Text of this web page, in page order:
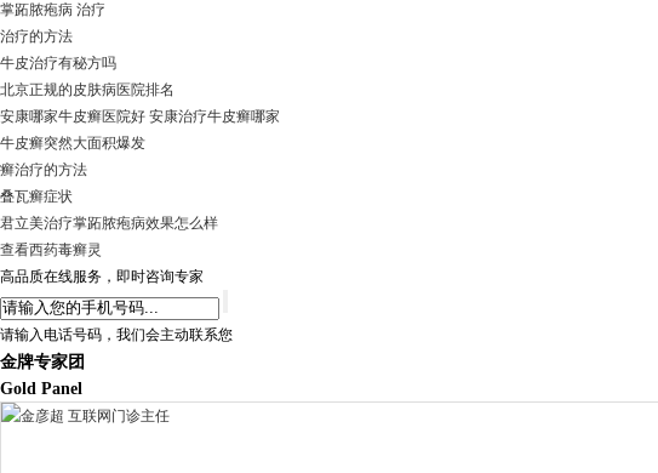
掌跖脓疱病 治疗
治疗的方法
牛皮治疗有秘方吗
北京正规的皮肤病医院排名
安康哪家牛皮癣医院好 安康治疗牛皮癣哪家
牛皮癣突然大面积爆发
癣治疗的方法
叠瓦癣症状
君立美治疗掌跖脓疱病效果怎么样
查看西药毒癣灵
高品质在线服务，即时咨询专家
请输入电话号码，我们会主动联系您
金牌专家团
Gold Panel